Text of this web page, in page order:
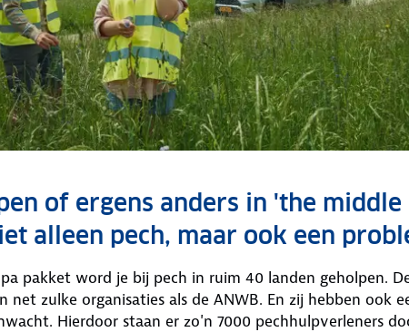
of ergens anders in 'the
alleen pech, maar ook een
pakket word je bij pech in ruim 40 landen geholpen.
net zulke organisaties als de ANWB. En zij hebben ook
Hierdoor staan er zo'n 7000 pechhulpverleners